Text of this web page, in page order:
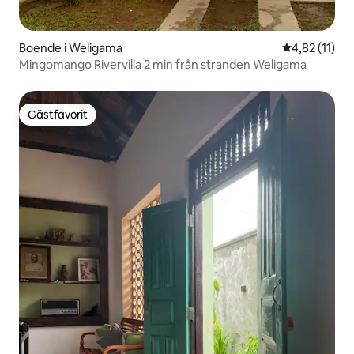
Boende i Weligama 4,82 av 5 i
4,82 (11)
Mingomango Rivervilla 2 min från stranden Weligama
Gästfavorit
Gästfavorit